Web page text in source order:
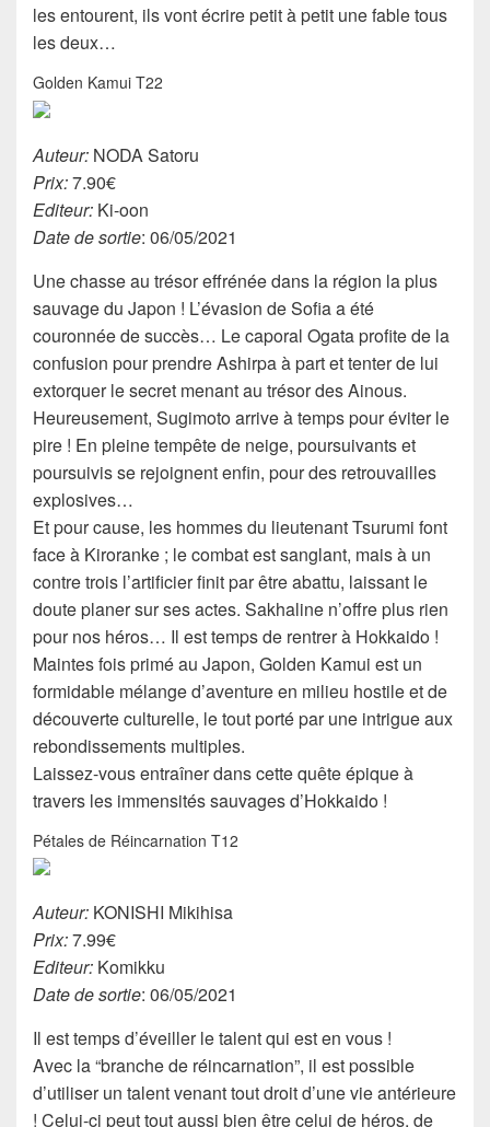
les entourent, ils vont écrire petit à petit une fable tous
les deux…
Golden Kamui T22
Auteur: NODA Satoru
Prix:7.90€
Editeur: Ki-oon
Date de sortie: 06/05/2021
Une chasse au trésor effrénée dans la région la plus
sauvage du Japon ! L’évasion de Sofia a été
couronnée de succès… Le caporal Ogata profite de la
confusion pour prendre Ashirpa à part et tenter de lui
extorquer le secret menant au trésor des Ainous.
Heureusement, Sugimoto arrive à temps pour éviter le
pire ! En pleine tempête de neige, poursuivants et
poursuivis se rejoignent enfin, pour des retrouvailles
explosives…
Et pour cause, les hommes du lieutenant Tsurumi font
face à Kiroranke ; le combat est sanglant, mais à un
contre trois l’artificier finit par être abattu, laissant le
doute planer sur ses actes. Sakhaline n’offre plus rien
pour nos héros… Il est temps de rentrer à Hokkaido !
Maintes fois primé au Japon, Golden Kamui est un
formidable mélange d’aventure en milieu hostile et de
découverte culturelle, le tout porté par une intrigue aux
rebondissements multiples.
Laissez-vous entraîner dans cette quête épique à
travers les immensités sauvages d’Hokkaido !
Pétales de Réincarnation T12
Auteur: KONISHI Mikihisa
Prix:7.99€
Editeur: Komikku
Date de sortie: 06/05/2021
Il est temps d’éveiller le talent qui est en vous !
Avec la “branche de réincarnation”, il est possible
d’utiliser un talent venant tout droit d’une vie antérieure
! Celui-ci peut tout aussi bien être celui de héros, de